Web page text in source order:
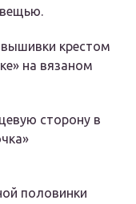
вещью.
крестом
на вязаном
сторону в
половинки